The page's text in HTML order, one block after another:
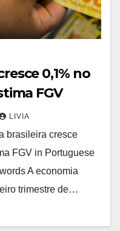
0,1% no
FGV
LIVIA
brasileira cresce
FGV in Portuguese
A economia
trimestre de…